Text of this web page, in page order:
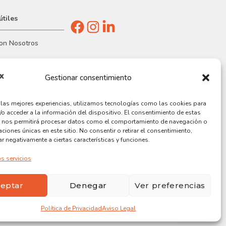
Gestionar consentimiento
las mejores experiencias, utilizamos tecnologías como las cookies para
o acceder a la información del dispositivo. El consentimiento de estas
permitirá procesar datos como el comportamiento de navegación o
únicas en este sitio. No consentir o retirar el consentimiento,
negativamente a ciertas características y funciones.
servicios
Denegar Ver preferencias
Política de PrivacidadAviso Legal
Nosotros